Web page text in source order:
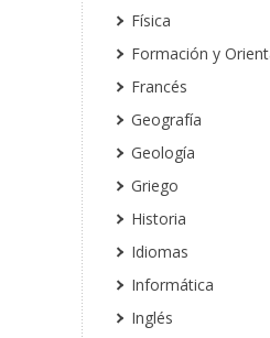
Física
Formación y
Francés
Geografía
Geología
Griego
Historia
Idiomas
Informática
Inglés